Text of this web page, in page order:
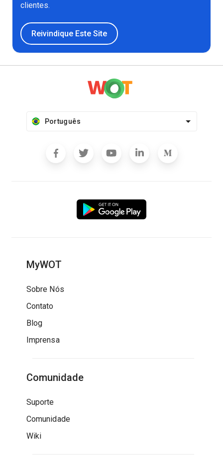
clientes.
Reivindique Este Site
Português
MyWOT
Sobre Nós
Contato
Blog
Imprensa
Comunidade
Suporte
Comunidade
Wiki